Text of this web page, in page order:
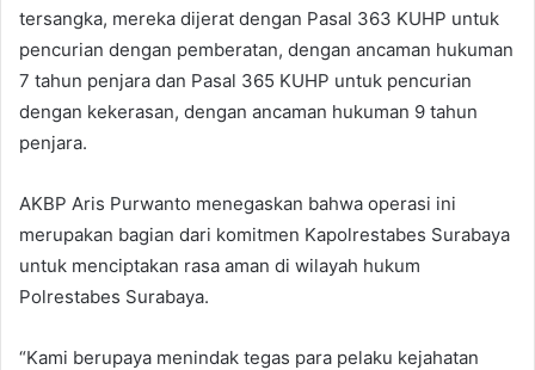
tersangka, mereka dijerat dengan Pasal 363 KUHP untuk
pencurian dengan pemberatan, dengan ancaman hukuman
7 tahun penjara dan Pasal 365 KUHP untuk pencurian
dengan kekerasan, dengan ancaman hukuman 9 tahun
penjara.
AKBP Aris Purwanto menegaskan bahwa operasi ini
merupakan bagian dari komitmen Kapolrestabes Surabaya
untuk menciptakan rasa aman di wilayah hukum
Polrestabes Surabaya.
“Kami berupaya menindak tegas para pelaku kejahatan